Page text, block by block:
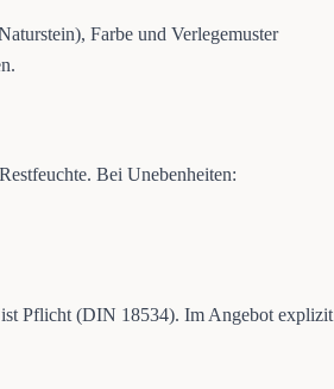
Farbe und Verlegemuster
Bei Unebenheiten:
Pflicht (DIN 18534). Im Angebot explizit